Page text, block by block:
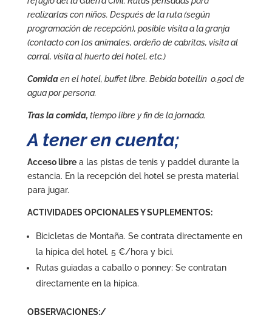
realizarlas con niños. Después de la ruta (según
programación de recepción), posible visita a la granja
(contacto con los animales, ordeño de cabritas, visita al
corral, visita al huerto del hotel, etc.)
Comidaen el hotel, buffet libre. Bebida botellin 0.50cl de
agua por persona.
Tras la comida, tiempo libre y fin de la jornada.
A tener en cuenta;
Acceso librea las pistas de tenis y paddel durante la
estancia. En la recepción del hotel se presta material
para jugar.
ACTIVIDADES OPCIONALES Y SUPLEMENTOS:
Bicicletas de Montaña. Se contrata directamente en
la hípica del hotel. 5 €/hora y bici.
Rutas guiadas a caballo o ponney: Se contratan
directamente en la hípica.
OBSERVACIONES:/